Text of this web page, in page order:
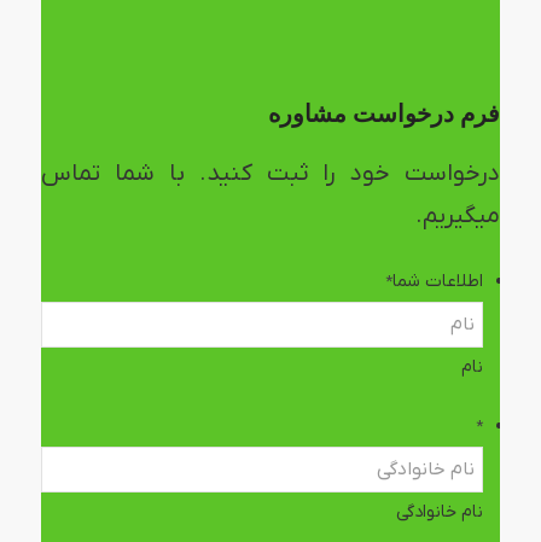
فرم درخواست مشاوره
درخواست خود را ثبت کنید. با شما تماس
میگیریم.
اطلاعات شما*
نام
*
نام خانوادگی